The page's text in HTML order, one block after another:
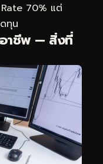
Rate 70% แต่
ทุน
าชีพ — สิ่งที่